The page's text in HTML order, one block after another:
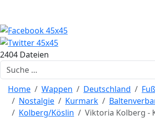
2404 Dateien
Suchen
Home Wappen Deutschland
Nostalgie
Kurmark
Kolberg/Köslin
Viktoria Kolberg -